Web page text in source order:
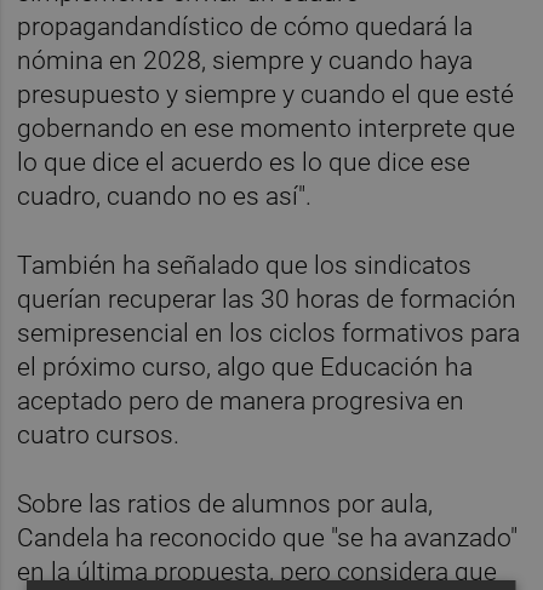
propagandandístico de cómo quedará la
nómina en 2028, siempre y cuando haya
presupuesto y siempre y cuando el que esté
gobernando en ese momento interprete que
lo que dice el acuerdo es lo que dice ese
cuadro, cuando no es así".
También ha señalado que los sindicatos
querían recuperar las 30 horas de formación
semipresencial en los ciclos formativos para
el próximo curso, algo que Educación ha
aceptado pero de manera progresiva en
cuatro cursos.
Sobre las ratios de alumnos por aula,
Candela ha reconocido que "se ha avanzado"
en la última propuesta, pero considera que